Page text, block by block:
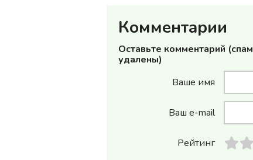
Комментарии
Оставьте комментарий
удалены)
Ваше имя
Ваш e-mail
Рейтинг